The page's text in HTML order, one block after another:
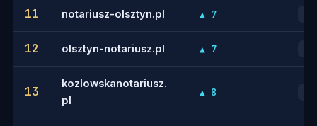
11 notariusz-olsztyn.pl ▲ 7
12 olsztyn-notariusz.pl ▲ 7
13
kozlowskanotariusz.
pl
▲ 8